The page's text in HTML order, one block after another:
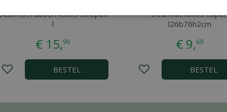
rubber/kokos strepen
l
€ 15,99
BESTEL
Deurmat kokos
l26b76h2cm
€ 9,69
BESTEL